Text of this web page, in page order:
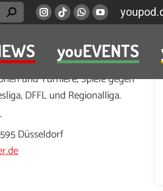
Instagram
opens
new
window
Viber
opens
in
new
window
Whatsapp
opens
in
new
window
YouTube
opens
in
new
window
youEVENTS
Team.
und Turniere, Spiele gegen
DFFL und Regionalliga.
Düsseldorf